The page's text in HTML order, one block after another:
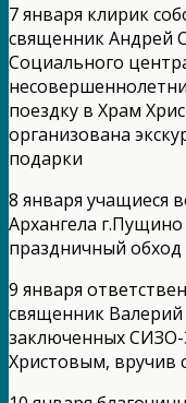
7 января клирик
священник Андрей
Социального
поездку в Храм
организована
подарки
8 января учащиеся
Архангела
праздничный
9 января
священник
заключенных СИЗО-
Христовым, вручив